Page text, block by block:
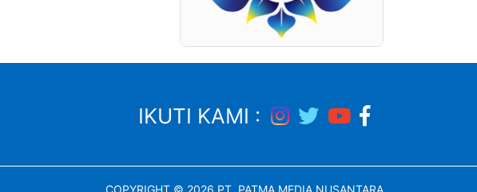
IKUTI KAMI :
COPYRIGHT © 2026 PT. PATMA MEDIA NUSANTARA